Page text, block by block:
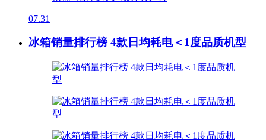
07.31
冰箱销量排行榜 4款日均耗电＜1度品质机型